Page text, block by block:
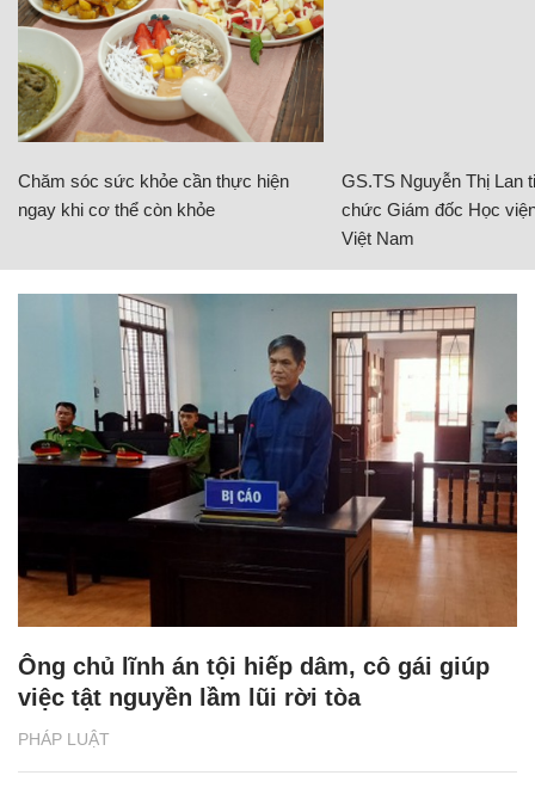
Chăm sóc sức khỏe cần thực hiện
ngay khi cơ thể còn khỏe
GS.TS Nguyễn Thị Lan
chức Giám đốc Học
Việt Nam
PHÁP LUẬT
Ông chủ lĩnh án tội hiếp dâm, cô gái giúp
việc tật nguyền lầm lũi rời tòa